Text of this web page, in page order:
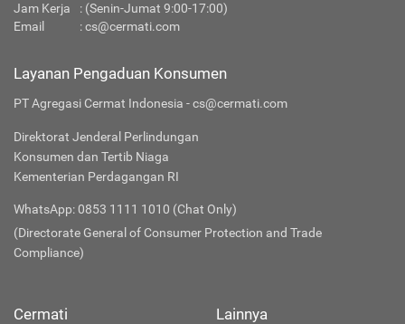
Jam Kerja
: (Senin-Jumat 9:00-17:00)
Email
:cs@cermati.com
Layanan Pengaduan Konsumen
PT Agregasi Cermat Indonesia - cs@cermati.com
Direktorat Jenderal Perlindungan
Konsumen dan Tertib Niaga
Kementerian Perdagangan RI
WhatsApp: 0853 1111 1010 (Chat Only)
(Directorate General of Consumer Protection and Trade
Compliance)
Cermati Lainnya